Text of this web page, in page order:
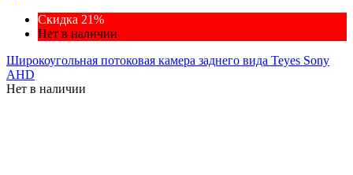
Скидка 21%
Нет в наличии
Широкоугольная потоковая камера заднего вида Teyes Sony
AHD
Нет в наличии